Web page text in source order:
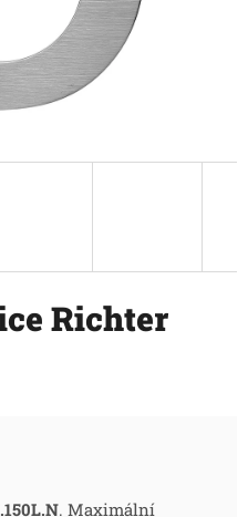
Richter
. Maximální